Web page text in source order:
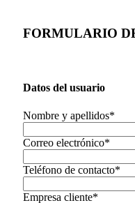
FORMULARIO
Datos del usuario
Nombre y apellidos*
Correo electrónico*
Teléfono de contacto*
Empresa cliente*